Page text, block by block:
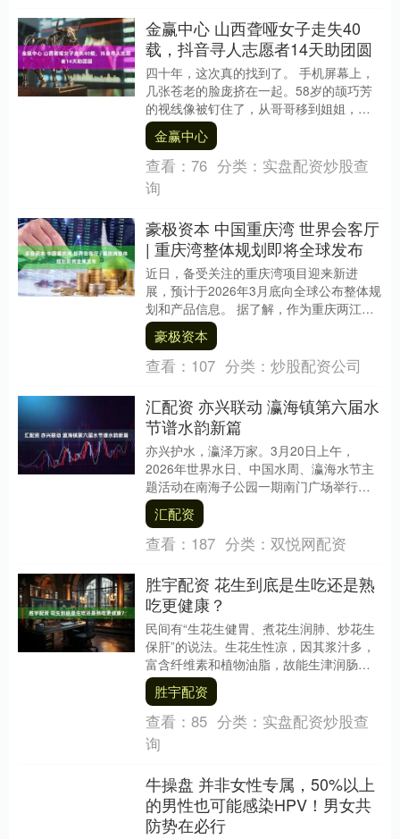
金赢中心 山西聋哑女子走失40
载，抖音寻人志愿者14天助团圆
四十年，这次真的找到了。 手机屏幕上，
几张苍老的脸庞挤在一起。58岁的颉巧芳
的视线像被钉住了，从哥哥移到姐姐，再
从姐姐移回哥哥姐姐拿出父亲生前的照
片，几秒钟的死....
金赢中心
查看： 76 分类： 实盘配资炒股查
询
豪极资本 中国重庆湾 世界会客厅
| 重庆湾整体规划即将全球发布
近日，备受关注的重庆湾项目迎来新进
展，预计于2026年3月底向全球公布整体规
划和产品信息。 据了解，作为重庆两江交
汇核心区黄金三角最后一块战略拼图，这
一由中国长....
豪极资本
查看： 107 分类： 炒股配资公司
汇配资 亦兴联动 瀛海镇第六届水
节谱水韵新篇
亦兴护水，瀛泽万家。3月20日上午，
2026年世界水日、中国水周、瀛海水节主
题活动在南海子公园一期南门广场举行。
本次活动由瀛海镇政府主办，旨在将国家
水网宏观战略....
汇配资
查看： 187 分类： 双悦网配资
胜宇配资 花生到底是生吃还是熟
吃更健康？
民间有“生花生健胃、煮花生润肺、炒花生
保肝”的说法。生花生性凉，因其浆汁多，
富含纤维素和植物油脂，故能生津润肠，
所以有生吃花生养胃的偏方。从现代医学
角度看，花生....
胜宇配资
查看： 85 分类： 实盘配资炒股查
询
牛操盘 并非女性专属，50%以上
的男性也可能感染HPV！男女共
防势在必行